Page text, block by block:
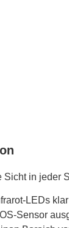
in jeder
LEDs
Sensor